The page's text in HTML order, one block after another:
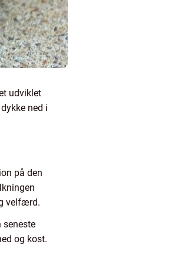
udviklet
ned i
på den
velfærd.
seneste
og kost.